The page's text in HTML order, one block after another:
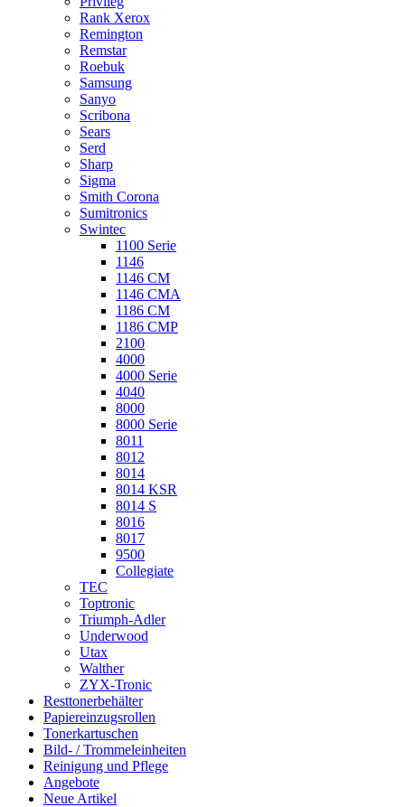
Rank Xerox
Remington
Remstar
Roebuk
Samsung
Sanyo
Scribona
Sears
Serd
Sharp
Sigma
Smith Corona
Sumitronics
Swintec
1100 Serie
1146
1146 CM
1146 CMA
1186 CM
1186 CMP
2100
4000
4000 Serie
4040
8000
8000 Serie
8011
8012
8014
8014 KSR
8014 S
8016
8017
9500
Collegiate
TEC
Toptronic
Triumph-Adler
Underwood
Utax
Walther
ZYX-Tronic
Resttonerbehälter
Papiereinzugsrollen
Tonerkartuschen
Bild- / Trommeleinheiten
Reinigung und Pflege
Angebote
Neue Artikel